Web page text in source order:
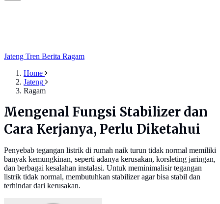
Jateng Tren Berita Ragam
Home
Jateng
Ragam
Mengenal Fungsi Stabilizer dan
Cara Kerjanya, Perlu Diketahui
Penyebab tegangan listrik di rumah naik turun tidak normal memiliki
banyak kemungkinan, seperti adanya kerusakan, korsleting jaringan,
dan berbagai kesalahan instalasi. Untuk meminimalisir tegangan
listrik tidak normal, membutuhkan stabilizer agar bisa stabil dan
terhindar dari kerusakan.